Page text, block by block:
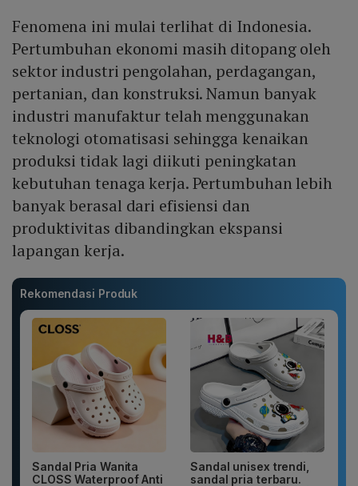
Fenomena ini mulai terlihat di Indonesia.
Pertumbuhan ekonomi masih ditopang oleh
sektor industri pengolahan, perdagangan,
pertanian, dan konstruksi. Namun banyak
industri manufaktur telah menggunakan
teknologi otomatisasi sehingga kenaikan
produksi tidak lagi diikuti peningkatan
kebutuhan tenaga kerja. Pertumbuhan lebih
banyak berasal dari efisiensi dan
produktivitas dibandingkan ekspansi
lapangan kerja.
Rekomendasi Produk
Sandal Pria Wanita
CLOSS Waterproof Anti
Sandal unisex trendi,
sandal pria terbaru.